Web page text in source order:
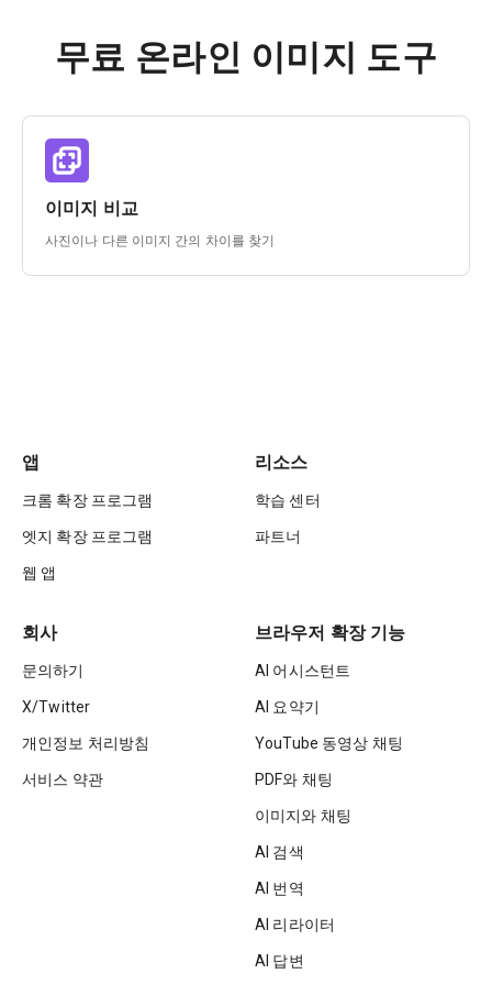
무료 온라인 이미지 도구
이미지 비교
사진이나 다른 이미지 간의 차이를 찾기
앱
크롬 확장 프로그램
엣지 확장 프로그램
웹 앱
리소스
학습 센터
파트너
회사
문의하기
X/Twitter
개인정보 처리방침
서비스 약관
브라우저 확장 기능
AI 어시스턴트
AI 요약기
YouTube 동영상 채팅
PDF와 채팅
이미지와 채팅
AI 검색
AI 번역
AI 리라이터
AI 답변